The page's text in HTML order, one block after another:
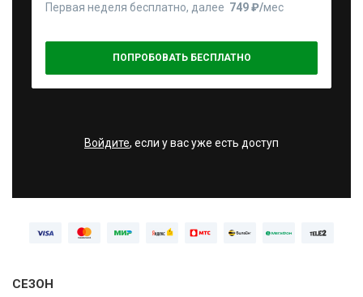
Первая неделя бесплатно, далее 749 ₽⁠/⁠мес
ПОПРОБОВАТЬ БЕСПЛАТНО
Войдите, если у вас уже есть доступ
СЕЗОН